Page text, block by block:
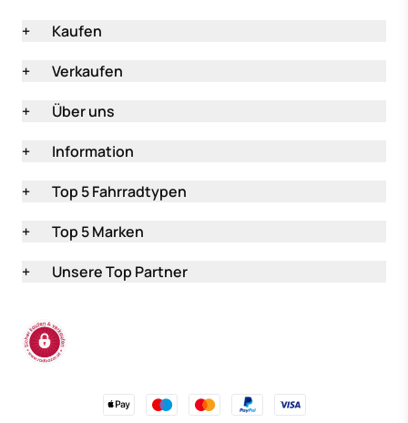
+
Kaufen
+
Verkaufen
+
Über uns
+
Information
+
Top 5 Fahrradtypen
+
Top 5 Marken
+
Unsere Top Partner